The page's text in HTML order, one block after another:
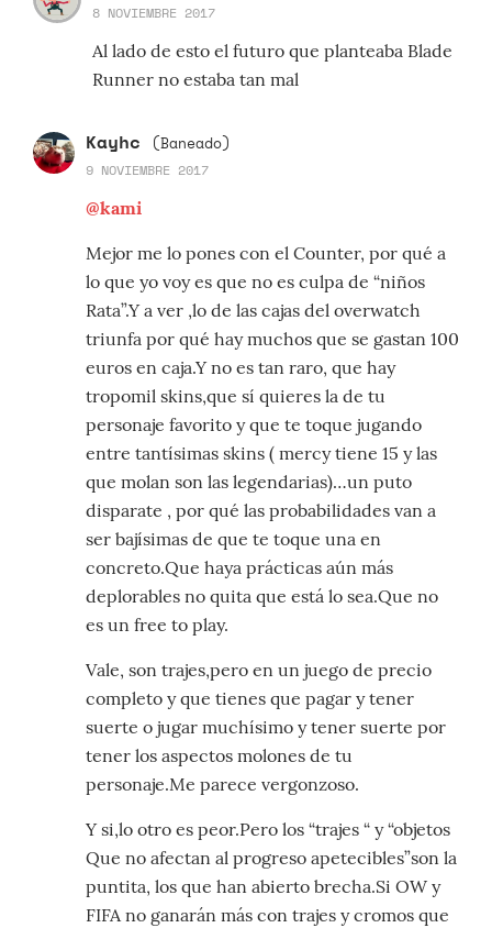
8 NOVIEMBRE 2017
Al lado de esto el futuro que planteaba Blade
Runner no estaba tan mal
Kayhc (Baneado)
9 NOVIEMBRE 2017
@kami
Mejor me lo pones con el Counter, por qué a
lo que yo voy es que no es culpa de “niños
Rata”.Y a ver ,lo de las cajas del overwatch
triunfa por qué hay muchos que se gastan 100
euros en caja.Y no es tan raro, que hay
tropomil skins,que sí quieres la de tu
personaje favorito y que te toque jugando
entre tantísimas skins ( mercy tiene 15 y las
que molan son las legendarias)…un puto
disparate , por qué las probabilidades van a
ser bajísimas de que te toque una en
concreto.Que haya prácticas aún más
deplorables no quita que está lo sea.Que no
es un free to play.
Vale, son trajes,pero en un juego de precio
completo y que tienes que pagar y tener
suerte o jugar muchísimo y tener suerte por
tener los aspectos molones de tu
personaje.Me parece vergonzoso.
Y si,lo otro es peor.Pero los “trajes “ y “objetos
Que no afectan al progreso apetecibles”son la
puntita, los que han abierto brecha.Si OW y
FIFA no ganarán más con trajes y cromos que